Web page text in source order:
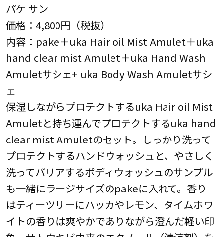
パケ サン
価格：4,800円（税抜）
内容：pake＋uka Hair oil Mist Amulet＋uka
hand clear mist Amulet＋uka Hand Wash
Amuletサシェ+ uka Body Wash Amuletサシ
ェ
保湿しながらプロテクトするuka Hair oil Mist
Amuletと持ち運んでプロテクトするuka hand
clear mist Amuletのセット。しっかり洗って
プロテクトするハンドウォッシュと、やさしく
洗ってバリアするボディウォッシュのサンプル
も一緒にラージサイズのpakeに入れて。香り
はティーツリーにハッカやレモン、タイムホワ
イトの香りは爽やかでありながら澄んだ軽い印